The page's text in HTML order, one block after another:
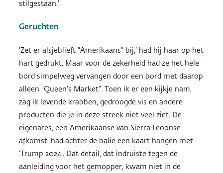
stilgestaan.’
Geruchten
‘Zet er alsjeblieft “Amerikaans” bij,’ had hij haar op het
hart gedrukt. Maar voor de zekerheid had ze het hele
bord simpelweg vervangen door een bord met daarop
alleen “Queen’s Market”. Toen ik er een kijkje nam,
zag ik levende krabben, gedroogde vis en andere
producten die je in deze streek niet veel ziet. De
eigenares, een Amerikaanse van Sierra Leoonse
afkomst, had achter de balie een kaart hangen met
‘Trump 2024’. Dat detail, dat indruiste tegen de
aanleiding voor het gemopper, kwam niet in de